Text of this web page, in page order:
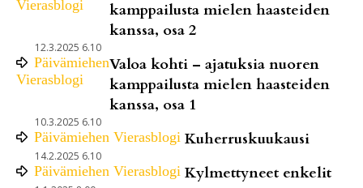
Vierasblogi
kamppailusta mielen haasteiden
kanssa, osa 2
12.3.2025 6.10
Päivämiehen
Vierasblogi
Valoa kohti – ajatuksia nuoren
kamppailusta mielen haasteiden
kanssa, osa 1
10.3.2025 6.10
Päivämiehen Vierasblogi Kuherruskuukausi
14.2.2025 6.10
Päivämiehen Vierasblogi Kylmettyneet enkelit